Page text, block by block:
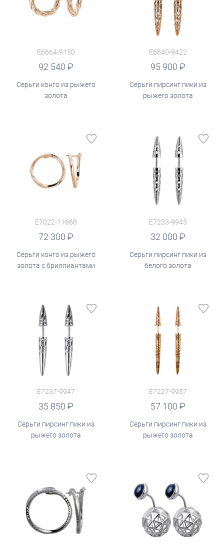
E6664-9150
92 540
Серьги конго из рыжего
золота
E6840-9422
95 900
Серьги пирсинг пики из
рыжего золота
E7022-11668
72 300
Серьги конго из рыжего
золота с бриллиантами
E7233-9943
32 000
Серьги пирсинг пики из
белого золота
E7237-9947
35 850
Серьги пирсинг пики из
рыжего золота
E7227-9937
57 100
Серьги пирсинг пики из
рыжего золота